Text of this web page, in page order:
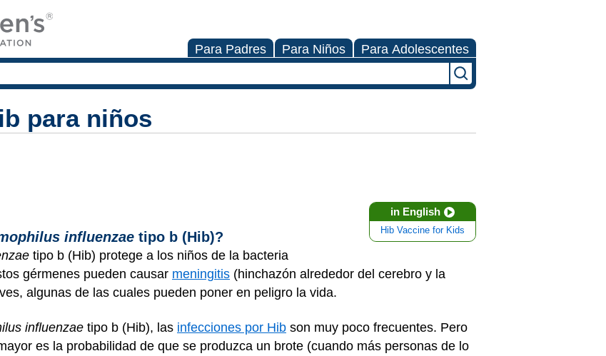
Para Padres Para Niños Para Adolescentes
para niños
in English
Hib Vaccine for Kids
influenzae tipo b (Hib)?
tipo b (Hib) protege a los niños de la bacteria
gérmenes pueden causar meningitis (hinchazón alrededor del cerebro y la
algunas de las cuales pueden poner en peligro la vida.
influenzae tipo b (Hib), las infecciones por Hib son muy poco frecuentes. Pero
es la probabilidad de que se produzca un brote (cuando más personas de lo